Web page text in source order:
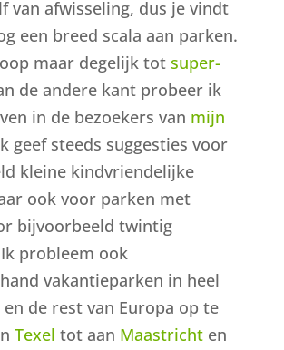
van afwisseling, dus je vindt
een breed scala aan parken.
maar degelijk tot super-
de andere kant probeer ik
in de bezoekers van mijn
geef steeds suggesties voor
kleine kindvriendelijke
ook voor parken met
bijvoorbeeld twintig
probleem ook
vakantieparken in heel
de rest van Europa op te
Texel tot aan Maastrichten